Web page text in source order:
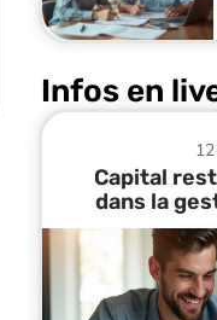
Infos en
Capital
dans la